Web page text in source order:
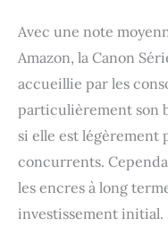
Avec une note
Amazon, la Canon
accueillie par les
particulièrement son
si elle est légèrement
concurrents.
les encres à long
investissement initial.